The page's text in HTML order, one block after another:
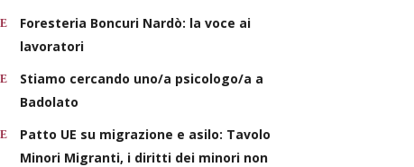
Foresteria Boncuri Nardò: la voce ai
lavoratori
Stiamo cercando uno/a psicologo/a a
Badolato
Patto UE su migrazione e asilo: Tavolo
Minori Migranti, i diritti dei minori non